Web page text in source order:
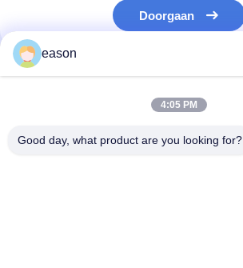
Motorfietsremplakken
Oliekeerring voor motorfietsen
Lagersets voor motorfietsen
Doorgaan
Onze Categorieën
eason
4:05 PM
Good day, what product are you looking for?